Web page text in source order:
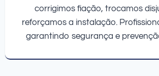
corrigimos fiação, trocamos
reforçamos a instalação.
garantindo segurança e